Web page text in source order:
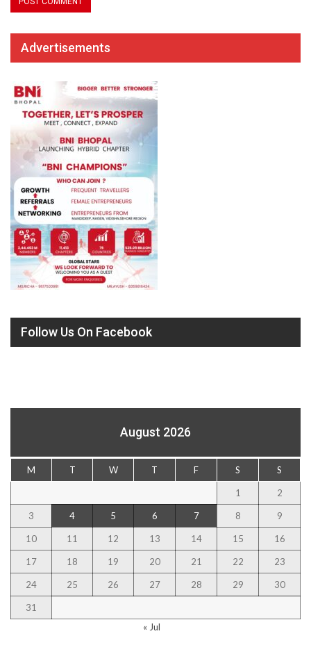
Advertisements
Follow Us On Facebook
August 2026
M T W T F S S
1 2
3 4 5 6 7 8 9
10 11 12 13 14 15 16
17 18 19 20 21 22 23
24 25 26 27 28 29 30
31
« Jul